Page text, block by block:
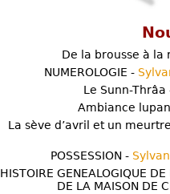
De la brousse à la
NUMEROLOGIE -
Le Sunn-Thrâa
Ambiance
La sève d’avril et un
POSSESSION -
HISTOIRE GENEALOGIQUE
DE LA MAISON DE